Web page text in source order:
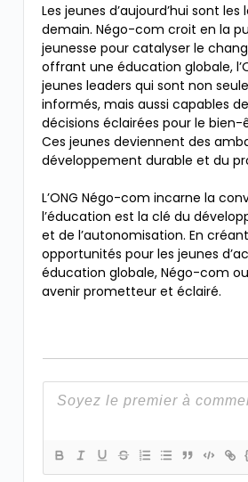
Les jeunes d’aujourd’hui sont les
demain. Négo-com croit en la
jeunesse pour catalyser le
offrant une éducation globale,
jeunes leaders qui sont non
informés, mais aussi capables
décisions éclairées pour le
Ces jeunes deviennent des
développement durable et du
L’ONG Négo-com incarne la
l’éducation est la clé du
et de l’autonomisation. En
opportunités pour les jeunes
éducation globale, Négo-com
avenir prometteur et éclairé.